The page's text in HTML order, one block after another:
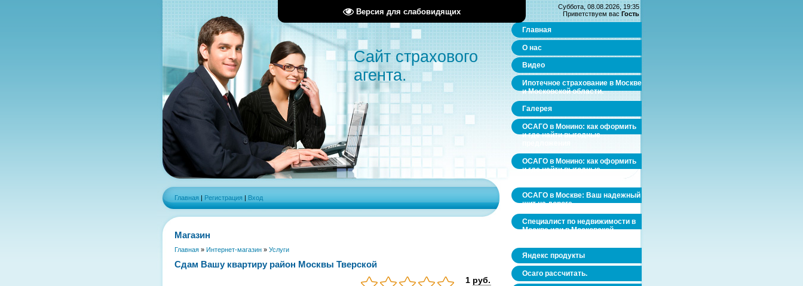
Версия для слабовидящих
Сайт страхового
агента.
Главная | Регистрация | Вход
Магазин
Главная » Интернет-магазин » Услуги
Сдам Вашу квартиру район Москвы Тверской
1 руб.
Суббота, 08.08.2026, 19:35
Приветствуем вас Гость
Главная
О нас
Видео
Ипотечное страхование в Москве
и Московской области.
Галерея
ОСАГО в Монино: как оформить
и где найти выгодные
ОСАГО в Монино: как оформить
и где найти выгодные
ОСАГО в Москве: Ваш надежный
щит на дороге
Специалист по недвижимости в
Москве или в Московской
Яндекс продукты
Осаго рассчитать.